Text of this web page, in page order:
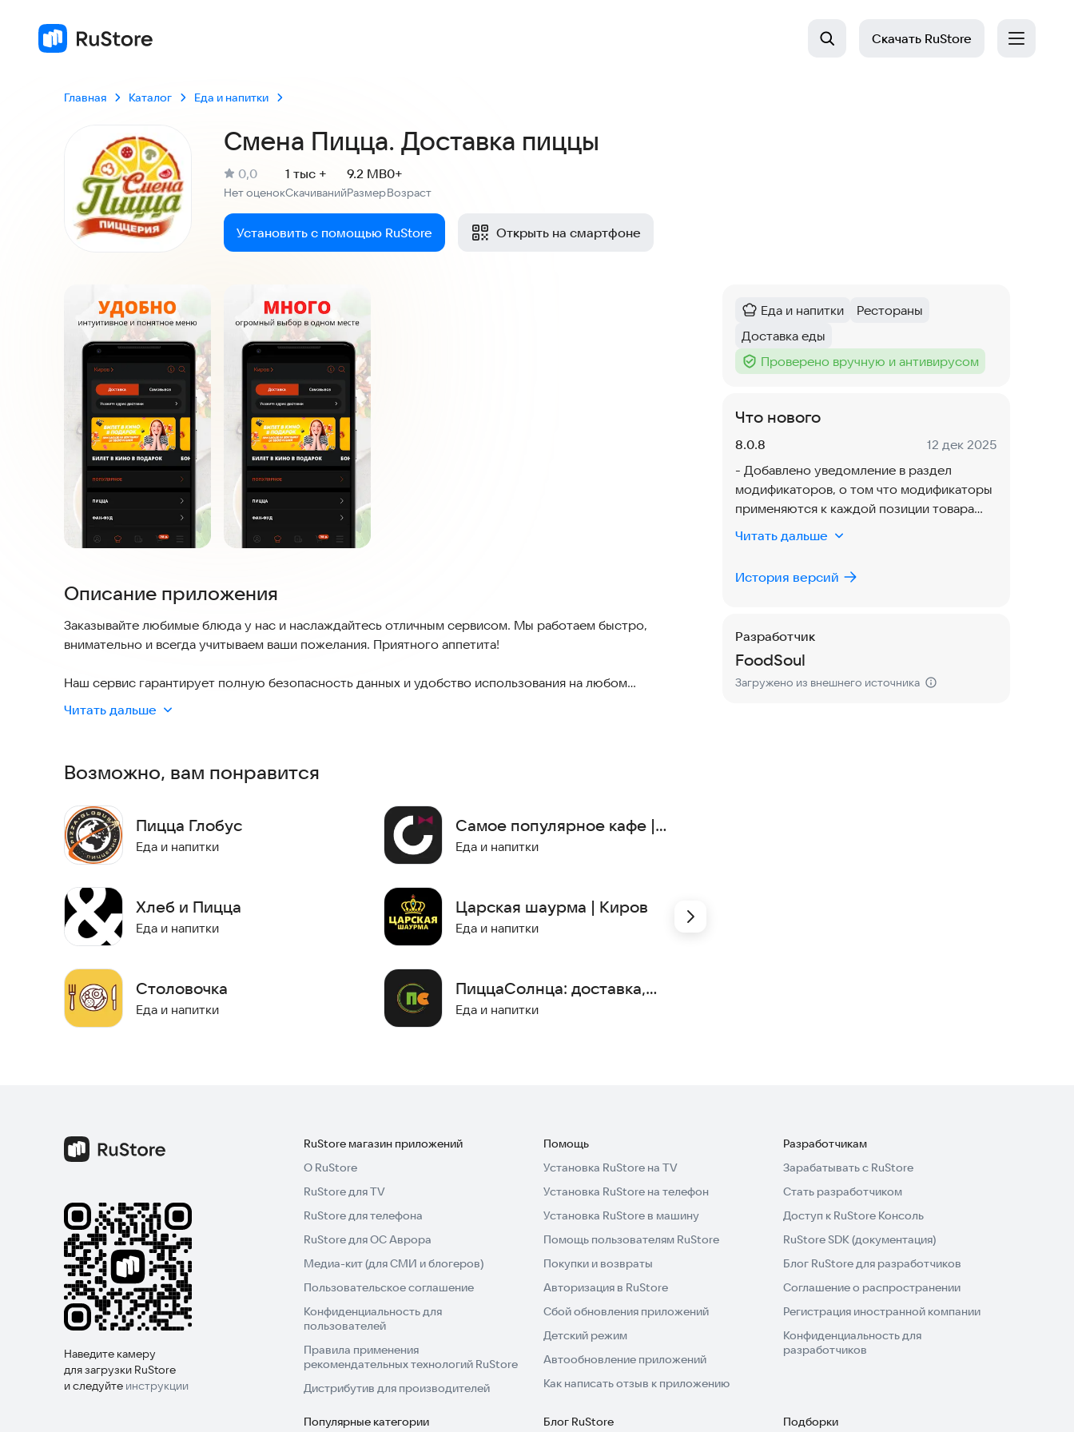
Скачать RuStore
Главная Каталог Еда и напитки
Смена Пицца. Доставка пиццы
Рейтинг:
0,0
Нет оценокСкачиваний
1 тыс +
Размер
9.2 MB
Возраст
0+
Установить с помощью RuStore Открыть на смартфоне
Описание приложения
Заказывайте любимые блюда у нас и наслаждайтесь отличным сервисом. Мы работаем быстро,
внимательно и всегда учитываем ваши пожелания. Приятного аппетита!
Наш сервис гарантирует полную безопасность данных и удобство использования на любом
устройстве. Мы актуальны и всегда готовы к заказу, чтобы вы могли получить еду без задержек и
сомнений.
Читать дальше
Возможно, вам понравится
Пицца Глобус
Еда и напитки
Хлеб и Пицца
Еда и напитки
Столовочка
Еда и напитки
Самое популярное кафе |
Киров
Еда и напитки
Царская шаурма | Киров
Еда и напитки
ПиццаСолнца: доставка,
кафе
Еда и напитки
Категория:
Еда и напитки
Тег:
Рестораны
Тег:
Доставка еды
Тег :
Проверено вручную и антивирусом
Что нового
Версия:
8.0.8 Дата:
12 дек 2025
- Добавлено уведомление в раздел
модификаторов, о том что модификаторы
применяются к каждой позиции товара
- Обновлен дизайн выбора параметра у
избранное"
Читать дальше
История версий
Разработчик
FоodSоul
Загружено из внешнего источника
Наведите камеру
для загрузки RuStore
и следуйте инструкции
RuStore магазин приложений
О RuStore
RuStore для TV
RuStore для телефона
RuStore для ОС Аврора
Медиа-кит (для СМИ и блогеров)
Пользовательское соглашение
Конфиденциальность для
пользователей
Правила применения
рекомендательных технологий RuStore
Дистрибутив для производителей
Помощь
Установка RuStore на TV
Установка RuStore на телефон
Установка RuStore в машину
Помощь пользователям RuStore
Покупки и возвраты
Авторизация в RuStore
Сбой обновления приложений
Детский режим
Автообновление приложений
Как написать отзыв к приложению
Разработчикам
Зарабатывать с RuStore
Стать разработчиком
Доступ к RuStore Консоль
RuStore SDK (документация)
Блог RuStore для разработчиков
Соглашение о распространении
Регистрация иностранной компании
Конфиденциальность для
разработчиков
Популярные категории Блог RuStore Подборки